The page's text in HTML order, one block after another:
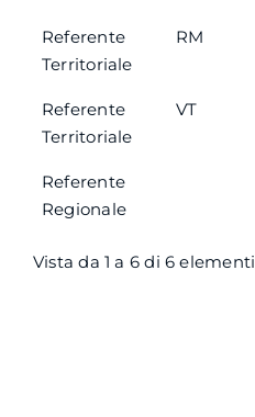
Referente
Territoriale
RM
Referente
Territoriale
VT
Referente
Regionale
Vista da 1 a 6 di 6 elementi